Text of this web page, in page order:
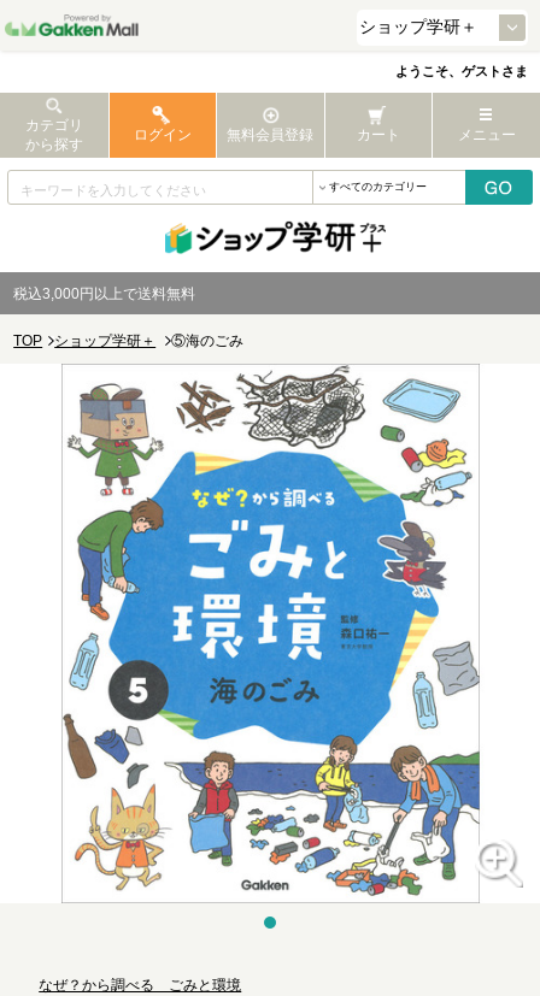
ようこそ、ゲストさま
カテゴリ
から探す
ログイン 無料会員登録 カート メニュー
税込3,000円以上で送料無料
TOP ショップ学研＋ ⑤海のごみ
なぜ？から調べる ごみと環境